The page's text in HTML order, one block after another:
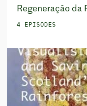
Regeneração da
4 EPISODES